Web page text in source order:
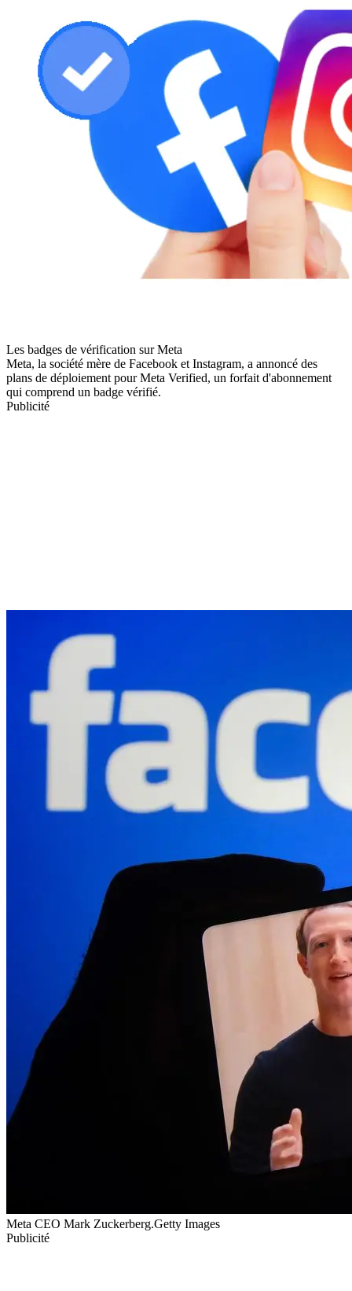
Les badges de vérification sur Meta
Meta, la société mère de Facebook et Instagram, a annoncé des
plans de déploiement pour Meta Verified, un forfait d'abonnement
qui comprend un badge vérifié.
Publicité
Meta CEO Mark Zuckerberg.Getty Images
Publicité